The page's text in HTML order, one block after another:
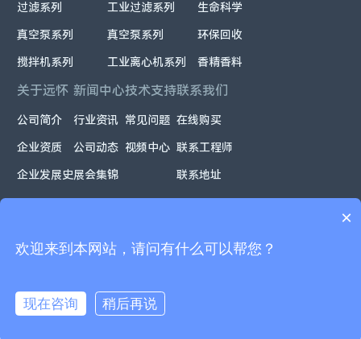
过滤系列
真空泵系列
搅拌机系列
工业过滤系列
真空泵系列
工业离心机系列
生命科学
环保回收
香精香料
关于远怀
公司简介
企业资质
企业发展史
新闻中心
行业资讯
公司动态
展会集锦
技术支持
常见问题
视频中心
联系我们
在线购买
联系工程师
联系地址
Powered
Webfoss
Copyright ©2026.上海远怀智能科技股份有限公司
×
欢迎来到本网站，请问有什么可以帮您？
现在咨询
稍后再说
在线咨询